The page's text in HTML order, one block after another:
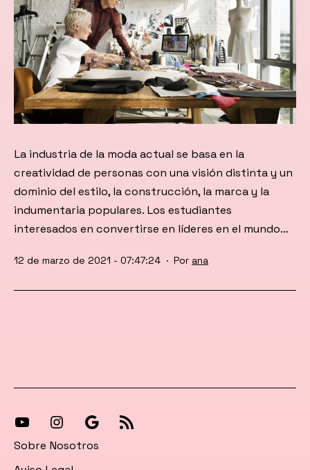
La industria de la moda actual se basa en la
creatividad de personas con una visión distinta y un
dominio del estilo, la construcción, la marca y la
indumentaria populares. Los estudiantes
interesados ​​en convertirse en líderes en el mundo…
Publicada
12 de marzo de 2021 - 07:47:24 Por ana
[27-
icon
[27-
icon
Síguenos
Sobre Nosotros